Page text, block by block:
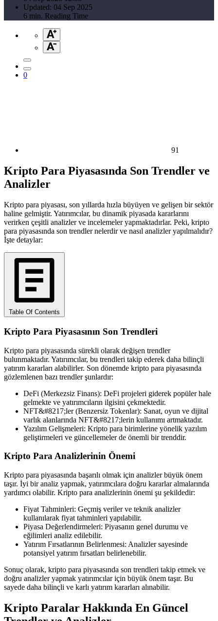
Updated: 04 Sep 2025
6 min. Reading Time
0
91
Kripto Para Piyasasında Son Trendler ve
Analizler
Kripto para piyasası, son yıllarda hızla büyüyen ve gelişen bir sektör
haline gelmiştir. Yatırımcılar, bu dinamik piyasada kararlarını
verirken çeşitli analizler ve incelemeler yapmaktadırlar. Peki, kripto
para piyasasında son trendler nelerdir ve nasıl analizler yapılmalıdır?
İşte detaylar:
Table Of Contents
Kripto Para Piyasasının Son Trendleri
Kripto para piyasasında sürekli olarak değişen trendler
bulunmaktadır. Yatırımcılar, bu trendleri takip ederek daha bilinçli
yatırım kararları alabilirler. Son dönemde kripto para piyasasında
gözlemlenen bazı trendler şunlardır:
DeFi (Merkezsiz Finans): DeFi projeleri giderek popüler hale
gelmekte ve yatırımcıların ilgisini çekmektedir.
NFT&#8217;ler (Benzersiz Tokenlar): Sanat, oyun ve dijital
varlık alanlarında NFT&#8217;lerin kullanımı artmaktadır.
Yazılım Gelişmeleri: Kripto para birimlerine yönelik yazılım
geliştirmeleri ve güncellemeler de önemli bir trenddir.
Kripto Para Analizlerinin Önemi
Kripto para piyasasında başarılı olmak için analizler büyük önem
taşır. İyi bir analiz yapmak, yatırımcılara doğru kararlar almalarında
yardımcı olabilir. Kripto para analizlerinin önemi şu şekildedir:
Fiyat Tahminleri: Geçmiş veriler ve teknik analizler
kullanılarak fiyat tahminleri yapılabilir.
Piyasa Değerlendirmeleri: Piyasanın genel durumu ve
eğilimleri analiz edilebilir.
Yatırım Fırsatlarının Belirlenmesi: Analizler sayesinde
potansiyel yatırım fırsatları belirlenebilir.
Sonuç olarak, kripto para piyasasında son trendleri takip etmek ve
doğru analizler yapmak yatırımcılar için büyük önem taşır. Bu
sayede daha bilinçli ve karlı yatırım kararları alınabilir.
Kripto Paralar Hakkında En Güncel